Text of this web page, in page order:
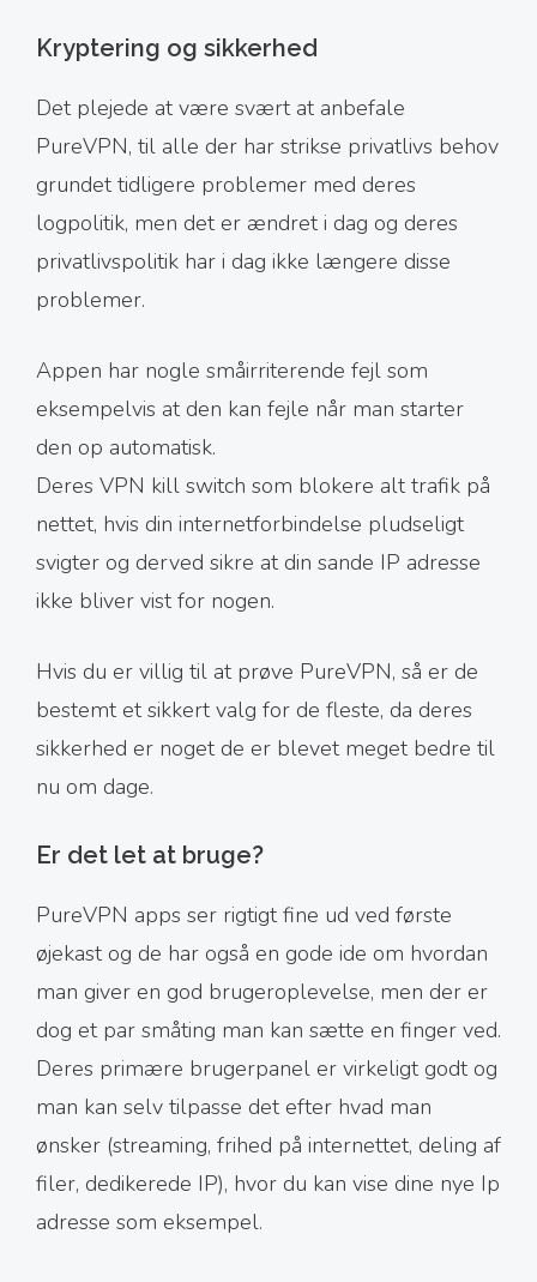
Kryptering og sikkerhed
Det plejede at være svært at anbefale
PureVPN, til alle der har strikse privatlivs behov
grundet tidligere problemer med deres
logpolitik, men det er ændret i dag og deres
privatlivspolitik har i dag ikke længere disse
problemer.
Appen har nogle småirriterende fejl som
eksempelvis at den kan fejle når man starter
den op automatisk.
Deres VPN kill switch som blokere alt trafik på
nettet, hvis din internetforbindelse pludseligt
svigter og derved sikre at din sande IP adresse
ikke bliver vist for nogen.
Hvis du er villig til at prøve PureVPN, så er de
bestemt et sikkert valg for de fleste, da deres
sikkerhed er noget de er blevet meget bedre til
nu om dage.
Er det let at bruge?
PureVPN apps ser rigtigt fine ud ved første
øjekast og de har også en gode ide om hvordan
man giver en god brugeroplevelse, men der er
dog et par småting man kan sætte en finger ved.
Deres primære brugerpanel er virkeligt godt og
man kan selv tilpasse det efter hvad man
ønsker (streaming, frihed på internettet, deling af
filer, dedikerede IP), hvor du kan vise dine nye Ip
adresse som eksempel.